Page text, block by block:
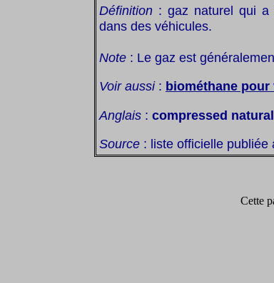
Définition : gaz naturel qui a
dans des véhicules.
Note : Le gaz est
Voir aussi: biométhane
Anglais : compressed
Source : liste officielle publiée
Cette